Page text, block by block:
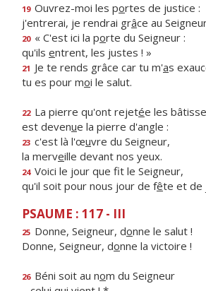
19 Ouvrez-moi les portes de justice :
j'entrerai, je rendrai grâce au
20 « C'est ici la porte du Seigneur :
qu'ils entrent, les justes ! »
21 Je te rends grâce car tu m'as
tu es pour moi le salut.
22 La pierre qu'ont rejetée les
est devenue la pierre d'angle :
23 c'est là l'œuvre du Seigneur,
la merveille devant nos yeux.
24 Voici le jour que ft le Seigneur,
qu'il soit pour nous jour de fête et de
PSAUME : 117 - III
25 Donne, Seigneur, donne le salut !
Donne, Seigneur, donne la victoire !
26 Béni soit au nom du Seigneur